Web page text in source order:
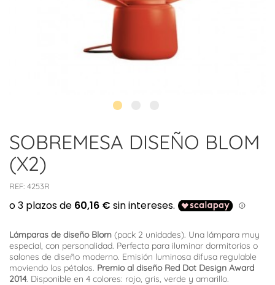
SOBREMESA DISEÑO BLOM
(X2)
REF: 4253R
Lámparas de diseño Blom (pack 2 unidades). Una lámpara muy
especial, con personalidad. Perfecta para iluminar dormitorios o
salones de diseño moderno. Emisión luminosa difusa regulable
moviendo los pétalos. Premio al diseño Red Dot Design Award
2014. Disponible en 4 colores: rojo, gris, verde y amarillo.